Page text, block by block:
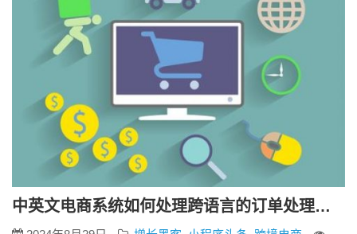
中英文电商系统如何处理跨语言的订单处理和客户服务？